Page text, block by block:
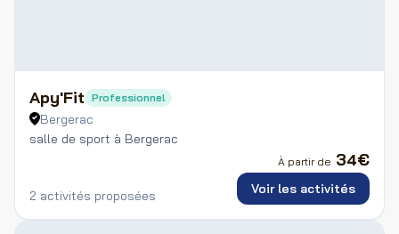
Apy'Fit Professionnel
Bergerac
salle de sport à Bergerac
2 activités proposées
À partir de 34€
Voir les activités